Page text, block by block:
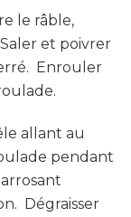
le râble,
et poivrer
Enrouler
allant au
pendant
Dégraisser